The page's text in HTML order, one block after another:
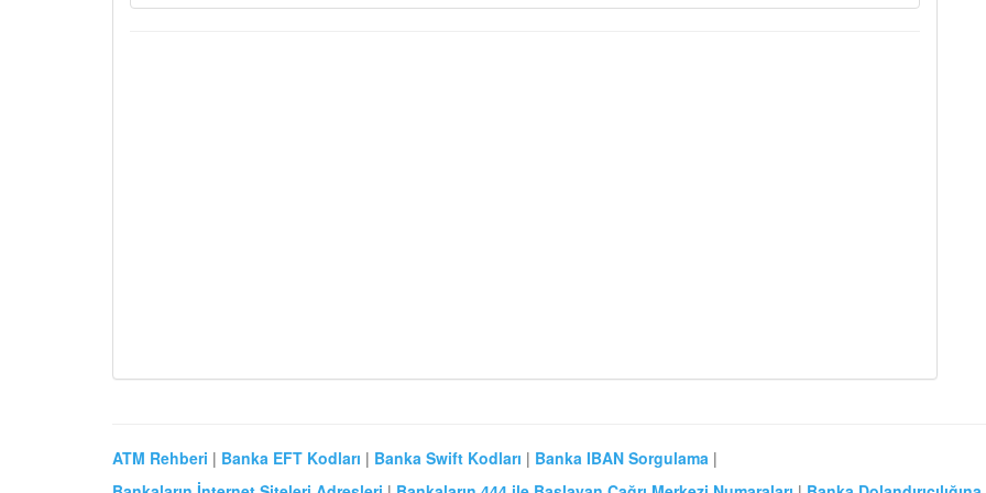
ATM Rehberi | Banka EFT Kodları | Banka Swift Kodları | Banka IBAN Sorgulama |